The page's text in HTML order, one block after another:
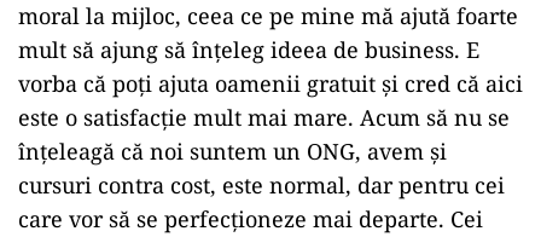
moral la mijloc, ceea ce pe mine mă ajută foarte
mult să ajung să înţeleg ideea de business. E
vorba că poţi ajuta oamenii gratuit şi cred că aici
este o satisfacţie mult mai mare. Acum să nu se
înţeleagă că noi suntem un ONG, avem şi
cursuri contra cost, este normal, dar pentru cei
care vor să se perfecţioneze mai departe. Cei